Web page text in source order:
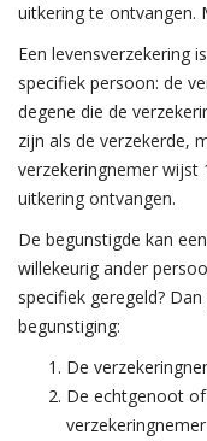
uitkering te ontvangen.
Een levensverzekering
specifiek persoon: de
degene die de
zijn als de verzekerde,
verzekeringnemer wijst
uitkering ontvangen.
De begunstigde kan
willekeurig ander
specifiek geregeld?
begunstiging:
De
De echtgenoot
verzekeringnemer